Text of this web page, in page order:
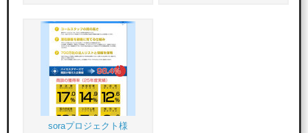
soraプロジェクト様